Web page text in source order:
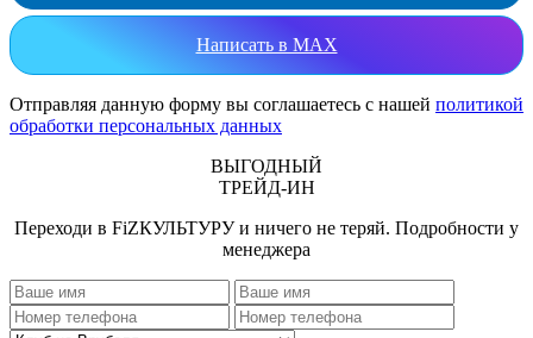
Написать в MAX
Отправляя данную форму вы соглашаетесь с нашей политикой
обработки персональных данных
ВЫГОДНЫЙ
ТРЕЙД-ИН
Переходи в FiZКУЛЬТУРУ и ничего не теряй. Подробности у
менеджера